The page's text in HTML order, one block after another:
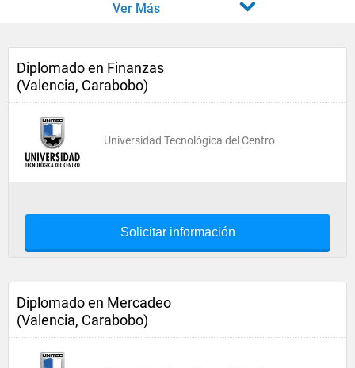
Ver Más
Diplomado en Finanzas
(Valencia, Carabobo)
Universidad Tecnológica del Centro
Solicitar información
Diplomado en Mercadeo
(Valencia, Carabobo)